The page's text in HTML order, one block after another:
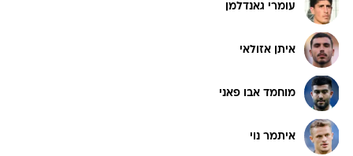
עומרי גאנדלמן
איתן אזולאי
מוחמד אבו פאני
איתמר נוי